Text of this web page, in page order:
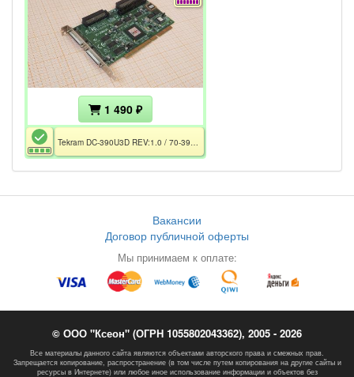
1 490 ₽
Tekram DC-390U3D REV:1.0 / 70-390U3D-00
Вакансии
Договор публичной оферты
Мы принимаем к оплате:
© ООО "Ксеон" (ОГРН 1055802043362), 2005 - 2026
Все материалы данного сайта являются объектами авторского права и смежных прав.
Запрещается копирование, распространение (в том числе путем копирования на другие сайты и
ресурсы в Интернете) или любое иное использование информации и объектов без